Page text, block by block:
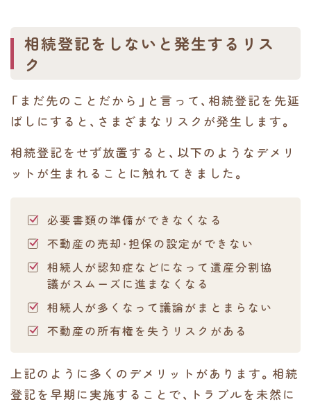
相続登記をしないと発生するリス
ク
「まだ先のことだから」と言って、相続登記を先延
ばしにすると、さまざまなリスクが発生します。
相続登記をせず放置すると、以下のようなデメリ
ットが生まれることに触れてきました。
必要書類の準備ができなくなる
不動産の売却・担保の設定ができない
相続人が認知症などになって遺産分割協
議がスムーズに進まなくなる
相続人が多くなって議論がまとまらない
不動産の所有権を失うリスクがある
上記のように多くのデメリットがあります。相続
登記を早期に実施することで、トラブルを未然に